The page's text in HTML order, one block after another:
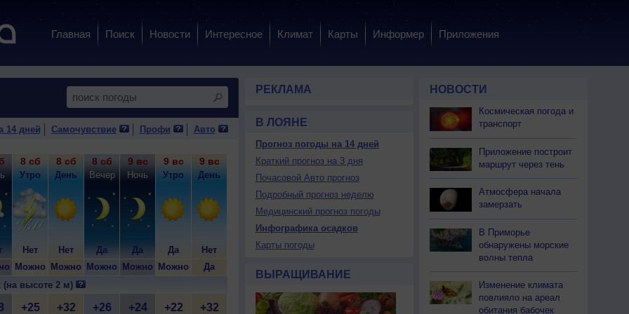
Главная Поиск Новости Интересное Климат Карты Информер Приложения
14 дней Самочувствие Профи Авто
8 сб
Утро
Нет
Можно
8 сб
День
Нет
Можно
8 сб
Вечер
Да
Можно
9 вс
Ночь
Да
Можно
9 вс
Утро
Да
Можно
9 вс
День
Нет
Да
Вечер
10 пн
Ночь
Да
10 пн
Утро
Нет
10 пн
День
11 вт 11 вт
Нет
11 вт
Нет
11 вт
Нет
12 ср
Да
(на высоте 2 м)
+25 +32 +26 +24 +22 +32 +23 +22 +33 +26 +24 +24 +35 +24
РЕКЛАМА
В ЛОЯНЕ
Прогноз погоды на 14 дней
Краткий прогноз на 3 дня
Почасовой Авто прогноз
Подробный прогноз неделю
Медицинский прогноз погоды
Инфографика осадков
Карты погоды
ВЫРАЩИВАНИЕ
НОВОСТИ
Космическая погода и
транспорт
Приложение построит
маршрут через тень
Атмосфера начала
замерзать
В Приморье
обнаружены морские
волны тепла
Изменение климата
повлияло на ареал
обитания бабочек